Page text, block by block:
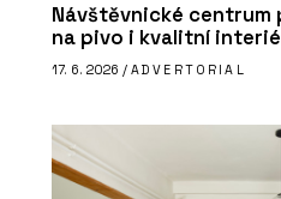
Návštěvnické centrum
na pivo i kvalitní
17. 6. 2026 / ADVERTORIAL